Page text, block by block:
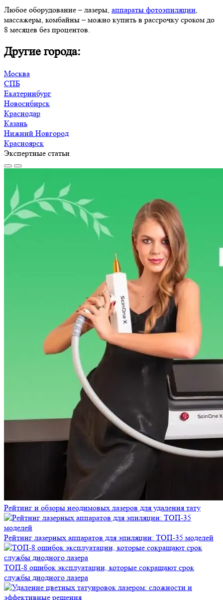
Любое оборудование – лазеры, аппараты фотоэпиляции,
массажеры, комбайны – можно купить в рассрочку сроком до
8 месяцев без процентов.
Другие города:
Москва
СПБ
Екатеринбург
Новосибирск
Краснодар
Казань
Нижний Новгород
Красноярск
Экспертные статьи
Рейтинг и обзоры неодимовых лазеров для удаления тату
Рейтинг лазерных аппаратов для эпиляции: ТОП-35 моделей
ТОП-8 ошибок эксплуатации, которые сокращают срок
службы диодного лазера